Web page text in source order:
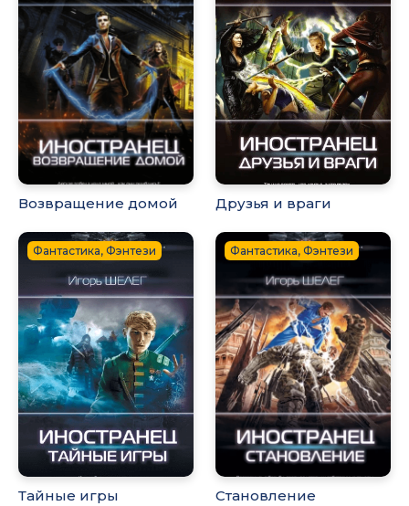
Возвращение домой Друзья и враги
Фантастика, Фэнтези
Тайные игры
Фантастика, Фэнтези
Становление